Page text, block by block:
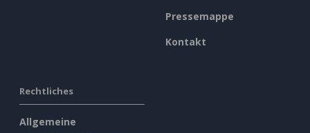
Pressemappe
Kontakt
Rechtliches
Allgemeine